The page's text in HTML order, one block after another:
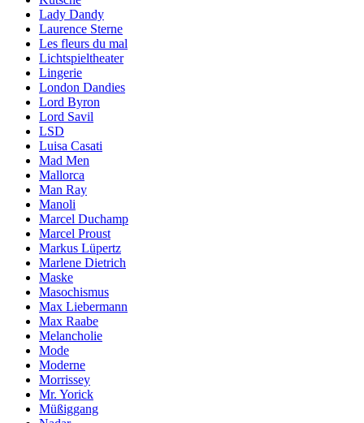
Lady Dandy
Laurence Sterne
Les fleurs du mal
Lichtspieltheater
Lingerie
London Dandies
Lord Byron
Lord Savil
LSD
Luisa Casati
Mad Men
Mallorca
Man Ray
Manoli
Marcel Duchamp
Marcel Proust
Markus Lüpertz
Marlene Dietrich
Maske
Masochismus
Max Liebermann
Max Raabe
Melancholie
Mode
Moderne
Morrissey
Mr. Yorick
Müßiggang